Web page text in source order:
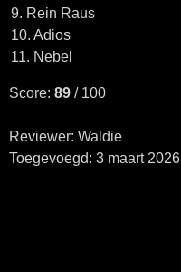
9. Rein Raus
10. Adios
11. Nebel
Score: 89 / 100
Reviewer: Waldie
Toegevoegd: 3 maart 2026